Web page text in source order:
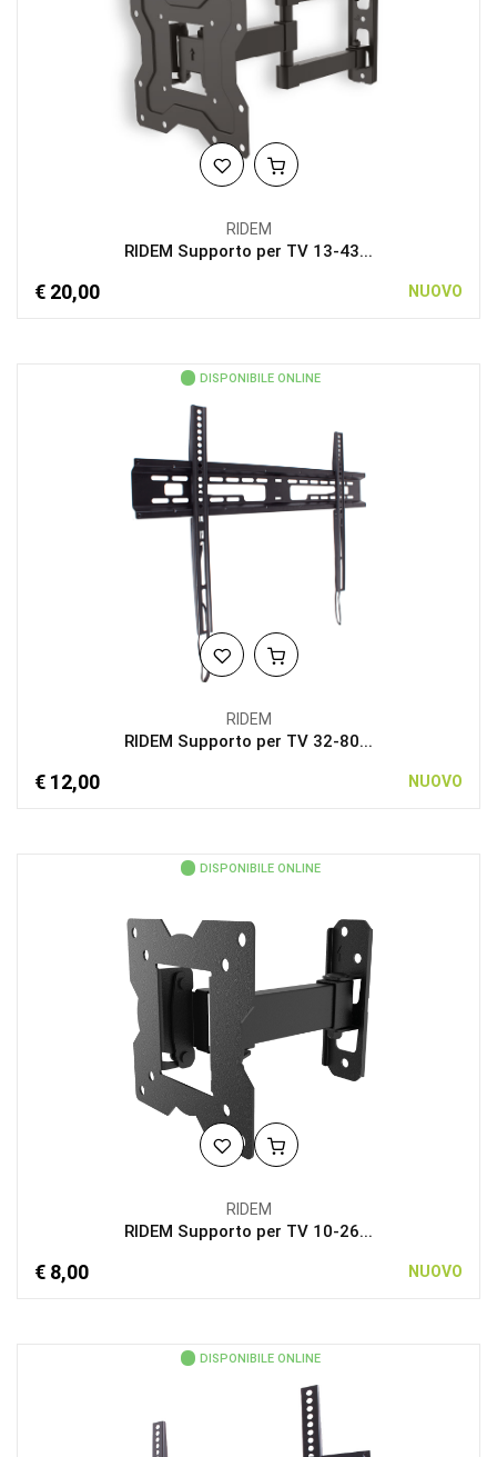
RIDEM
RIDEM Supporto per TV 13-43...
€ 20,00 NUOVO
DISPONIBILE ONLINE
RIDEM
RIDEM Supporto per TV 32-80...
€ 12,00 NUOVO
DISPONIBILE ONLINE
RIDEM
RIDEM Supporto per TV 10-26...
€ 8,00 NUOVO
DISPONIBILE ONLINE